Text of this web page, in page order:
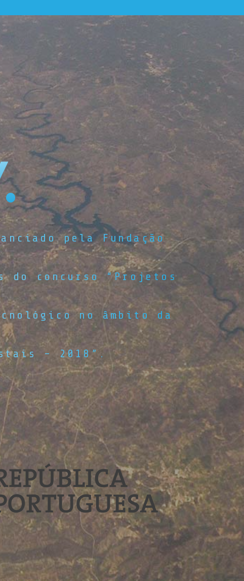
pela Fundação
do concurso “Projetos
no âmbito da
– 2018”.